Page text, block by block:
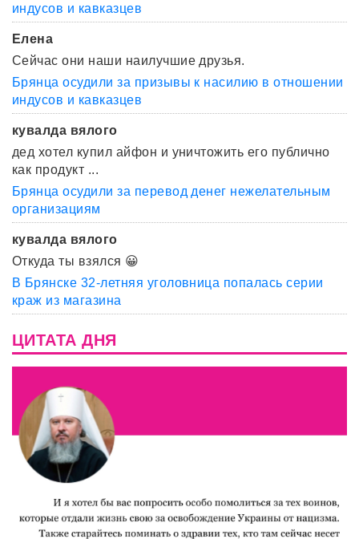
индусов и кавказцев
Елена
Сейчас они наши наилучшие друзья.
Брянца осудили за призывы к насилию в отношении
индусов и кавказцев
кувалда вялого
дед хотел купил айфон и уничтожить его публично
как продукт ...
Брянца осудили за перевод денег нежелательным
организациям
кувалда вялого
Откуда ты взялся 😀
В Брянске 32-летняя уголовница попалась серии
краж из магазина
ЦИТАТА ДНЯ